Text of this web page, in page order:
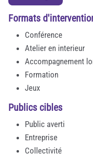
Formats
Conférence
Atelier en interieur
Accompagnement
Formation
Jeux
Publics cibles
Public averti
Entreprise
Collectivité